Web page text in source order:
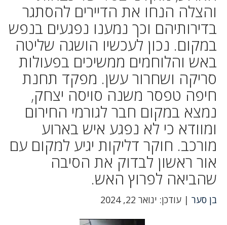
והצלה הנחו את הדיירים להסתגר
בדירותיהם וכך נמענו נפגעים בנפש
במקום. נכון לעכשיו הושגה שליטה
באש והלוחמים ממשיכים בפעולות
סריקה ושחרור עשן. מפקד תחנת
חיפה טפסר משנה סויסה יצחק,
נמצא במקום חבר לגורמי החירום
ומוודא כי לא נפגע איש בארוע
מורכב. חוקר דליקות יגיע למקום עם
אור ראשון לבדוק את הסיבה
שהביאה לפרוץ האש.
בן סער | עודכן: ינואר 22, 2024